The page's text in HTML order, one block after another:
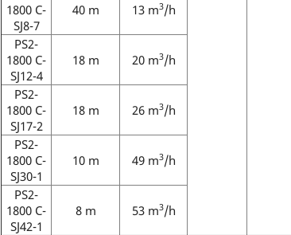
1800 C-
SJ8-7
40 m 13 m3/h
PS2-
1800 C-
SJ12-4
18 m 20 m3/h
PS2-
1800 C-
SJ17-2
18 m 26 m3/h
PS2-
1800 C-
SJ30-1
10 m 49 m3/h
PS2-
1800 C-
SJ42-1
8 m 53 m3/h